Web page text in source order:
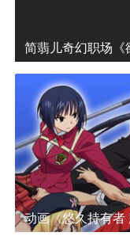
简翡儿奇幻职场
动画《悠久持有